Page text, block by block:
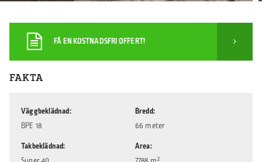
FÅ EN KOSTNADSFRI OFFERT!
FAKTA
Väggbeklädnad
BPE 18
Takbeklädnad
Bredd
66 meter
Area